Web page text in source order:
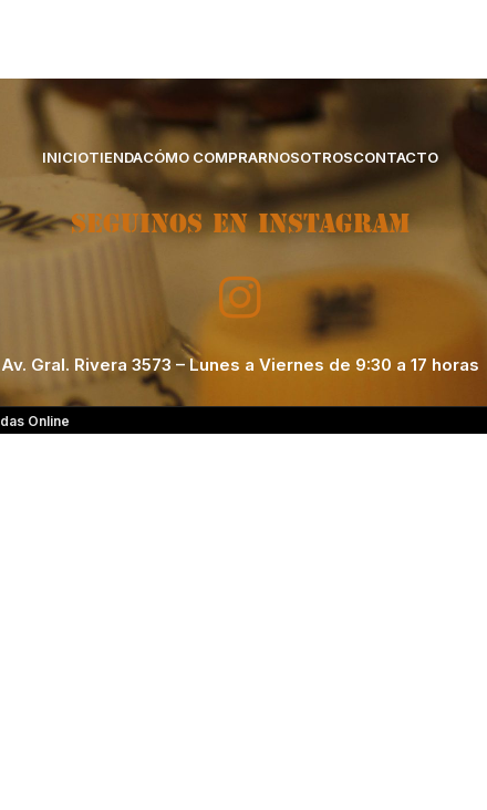
INICIOTIENDACÓMO COMPRARNOSOTROSCONTACTO
SEGUINOS EN INSTAGRAM
Av. Gral. Rivera 3573 – Lunes a Viernes de 9:30 a 17 horas
Online